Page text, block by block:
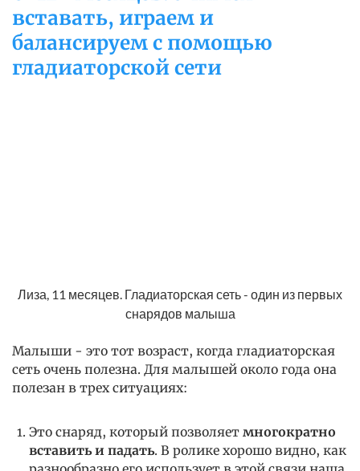
вставать, играем и
балансируем с помощью
гладиаторской сети
Лиза, 11 месяцев. Гладиаторская сеть - один из первых
снарядов малыша
Малыши - это тот возраст, когда гладиаторская
сеть очень полезна. Для малышей около года она
полезан в трех ситуациях:
Это снаряд, который позволяет многократно
вставить и падать. В ролике хорошо видно, как